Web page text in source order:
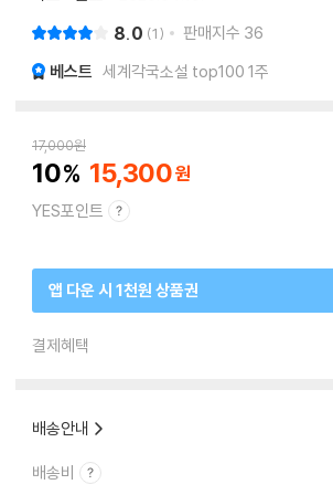
8.0 1 판매지수 36
베스트 세계각국소설 top100 1주
17,000원
10 15,300
YES포인트
앱 다운 시 1천원 상품권
결제혜택
배송안내
배송비